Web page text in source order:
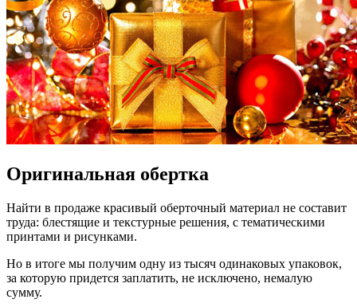
Оригинальная обертка
Найти в продаже красивый оберточный материал не составит
труда: блестящие и текстурные решения, с тематическими
принтами и рисунками.
Но в итоге мы получим одну из тысяч одинаковых упаковок,
за которую придется заплатить, не исключено, немалую
сумму.